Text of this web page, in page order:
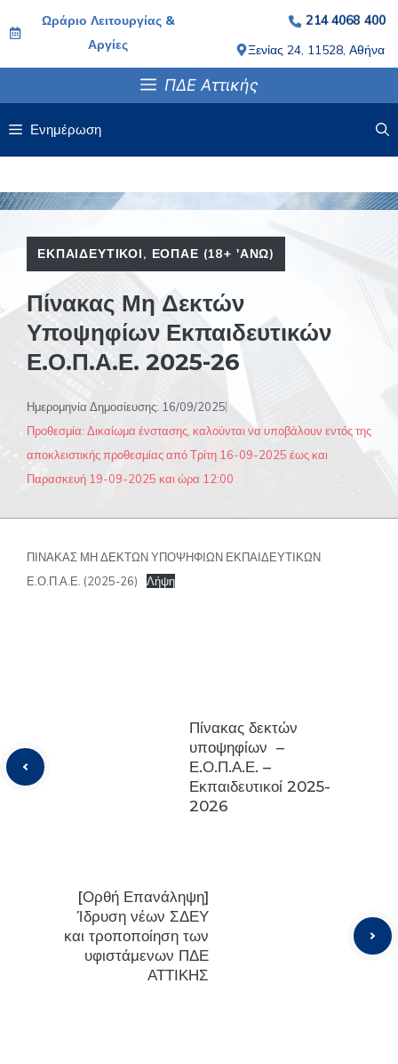
σε
Ωράριο Λειτουργίας &
Αργίες
214 4068 400
Ξενίας 24, 11528, Αθήνα
ΠΔΕ Αττικής
Ενημέρωση
ΕΚΠΑΙΔΕΥΤΙΚΟΊ, ΕΟΠΑΕ (18+ 'ΑΝΩ)
Πίνακας Μη Δεκτών
Υποψηφίων Εκπαιδευτικών
Ε.Ο.Π.Α.Ε. 2025-26
Ημερομηνία Δημοσίευσης: 16/09/2025
Προθεσμία: Δικαίωμα ένστασης, καλούνται να υποβάλουν εντός της
αποκλειστικής προθεσμίας από Τρίτη 16-09-2025 έως και
Παρασκευή 19-09-2025 και ώρα 12:00
ΠΙΝΑΚΑΣ ΜΗ ΔΕΚΤΩΝ ΥΠΟΨΗΦΙΩΝ ΕΚΠΑΙΔΕΥΤΙΚΩΝ
Ε.Ο.Π.Α.Ε. (2025-26)
Λήψη
Πίνακας δεκτών
υποψηφίων –
Ε.Ο.Π.Α.Ε. –
Εκπαιδευτικοί 2025-
2026
[Ορθή Επανάληψη]
Ίδρυση νέων ΣΔΕΥ
και τροποποίηση των
υφιστάμενων ΠΔΕ
ΑΤΤΙΚΗΣ